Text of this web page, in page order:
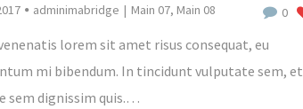
adminimabridge Main 07, Main 08 0
lorem sit amet risus consequat, eu
mi bibendum. In tincidunt vulputate sem, et
sem dignissim quis.…